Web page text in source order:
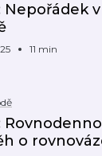
Nepořádek
11 min
o